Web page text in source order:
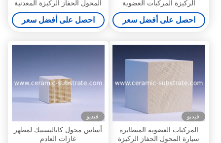
الركيزة المركبات العضوية
المتطايرة للسيارات / سيارة
احصل على أفضل سعر
المحول الحفاز الركيزة المعدنية
الركيزة
احصل على أفضل سعر
فيديو
المركبات العضوية المتطايرة
سيارة المحول الحفاز الركيزة
فيديو
أساس محول كاتاليستيك لمطهر
غازات العادم